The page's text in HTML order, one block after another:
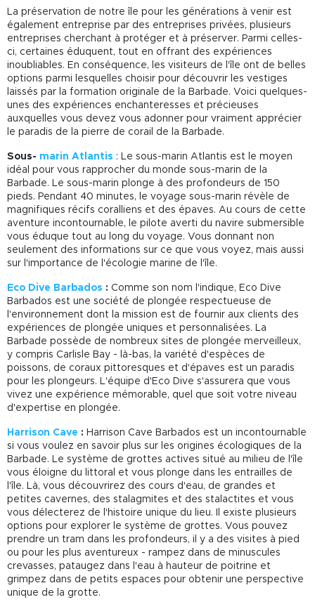
La préservation de notre île pour les générations à venir est
également entreprise par des entreprises privées, plusieurs
entreprises cherchant à protéger et à préserver. Parmi celles-
ci, certaines éduquent, tout en offrant des expériences
inoubliables. En conséquence, les visiteurs de l'île ont de belles
options parmi lesquelles choisir pour découvrir les vestiges
laissés par la formation originale de la Barbade. Voici quelques-
unes des expériences enchanteresses et précieuses
auxquelles vous devez vous adonner pour vraiment apprécier
le paradis de la pierre de corail de la Barbade.
Sous- marin Atlantis : Le sous-marin Atlantis est le moyen
idéal pour vous rapprocher du monde sous-marin de la
Barbade. Le sous-marin plonge à des profondeurs de 150
pieds. Pendant 40 minutes, le voyage sous-marin révèle de
magnifiques récifs coralliens et des épaves. Au cours de cette
aventure incontournable, le pilote averti du navire submersible
vous éduque tout au long du voyage. Vous donnant non
seulement des informations sur ce que vous voyez, mais aussi
sur l'importance de l'écologie marine de l'île.
Eco Dive Barbados : Comme son nom l'indique, Eco Dive
Barbados est une société de plongée respectueuse de
l'environnement dont la mission est de fournir aux clients des
expériences de plongée uniques et personnalisées. La
Barbade possède de nombreux sites de plongée merveilleux,
y compris Carlisle Bay - là-bas, la variété d'espèces de
poissons, de coraux pittoresques et d'épaves est un paradis
pour les plongeurs. L'équipe d'Eco Dive s'assurera que vous
vivez une expérience mémorable, quel que soit votre niveau
d'expertise en plongée.
Harrison Cave : Harrison Cave Barbados est un incontournable
si vous voulez en savoir plus sur les origines écologiques de la
Barbade. Le système de grottes actives situé au milieu de l'île
vous éloigne du littoral et vous plonge dans les entrailles de
l'île. Là, vous découvrirez des cours d'eau, de grandes et
petites cavernes, des stalagmites et des stalactites et vous
vous délecterez de l'histoire unique du lieu. Il existe plusieurs
options pour explorer le système de grottes. Vous pouvez
prendre un tram dans les profondeurs, il y a des visites à pied
ou pour les plus aventureux - rampez dans de minuscules
crevasses, pataugez dans l'eau à hauteur de poitrine et
grimpez dans de petits espaces pour obtenir une perspective
unique de la grotte.